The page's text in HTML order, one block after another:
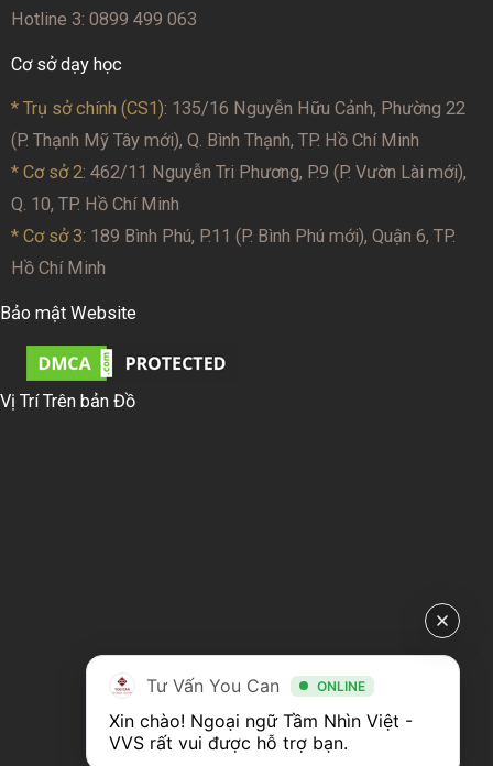
Hotline 3: 0899 499 063
Cơ sở dạy học
* Trụ sở chính (CS1): 135/16 Nguyễn Hữu Cảnh, Phường 22
(P. Thạnh Mỹ Tây mới), Q. Bình Thạnh, TP. Hồ Chí Minh
* Cơ sở 2: 462/11 Nguyễn Tri Phương, P.9 (P. Vườn Lài mới),
Q. 10, TP. Hồ Chí Minh
* Cơ sở 3: 189 Bình Phú, P.11 (P. Bình Phú mới), Quận 6, TP.
Hồ Chí Minh
Bảo mật Website
Vị Trí Trên bản Đồ
Tư Vấn You Can ONLINE
Xin chào! Ngoại ngữ Tầm Nhìn Việt -
VVS rất vui được hỗ trợ bạn.